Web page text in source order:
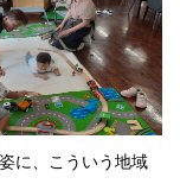
に、こういう地域